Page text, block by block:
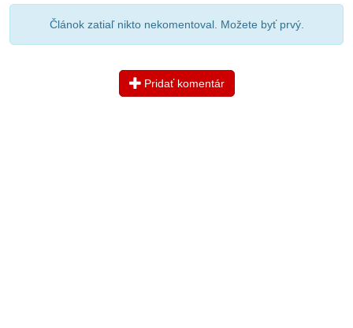
Článok zatiaľ nikto nekomentoval. Možete byť prvý.
Pridať komentár